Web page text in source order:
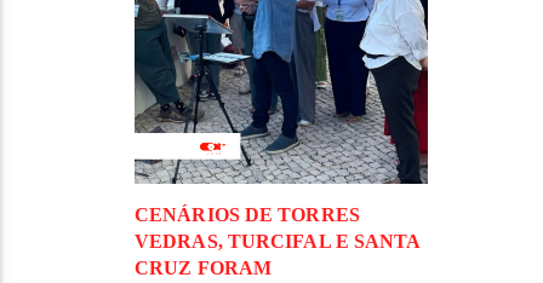
CENÁRIOS DE TORRES
VEDRAS, TURCIFAL E SANTA
CRUZ FORAM